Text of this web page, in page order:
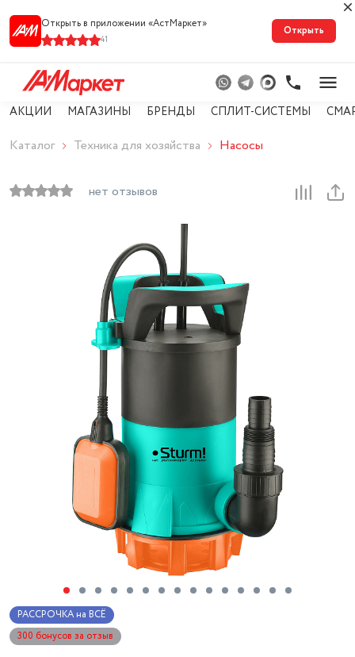
Открыть в приложении «АстМарке‪т‬»
41
Открыть
АКЦИИ МАГАЗИНЫ БРЕНДЫ СПЛИТ-СИСТЕМЫ
Каталог Техника для хозяйства Насосы
нет отзывов
РАССРОЧКА на ВСЁ
300 бонусов за отзыв